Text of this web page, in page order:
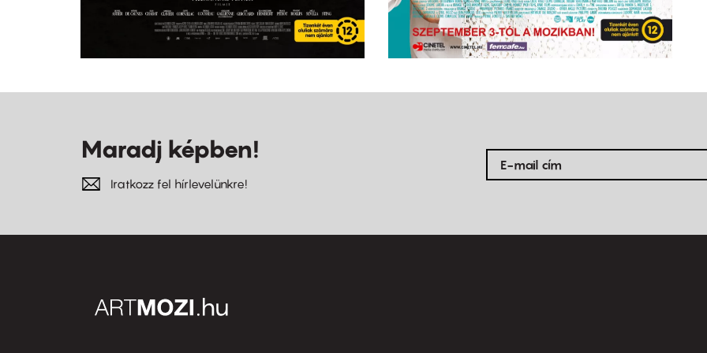
Maradj képben!
Iratkozz fel hírlevelünkre!